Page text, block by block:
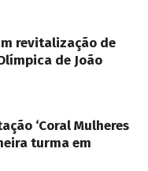
revitalização de
de João
‘Coral Mulheres
turma em